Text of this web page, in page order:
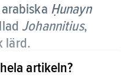
arabiska Ḥunayn
Johannitius,
lärd.
artikeln?